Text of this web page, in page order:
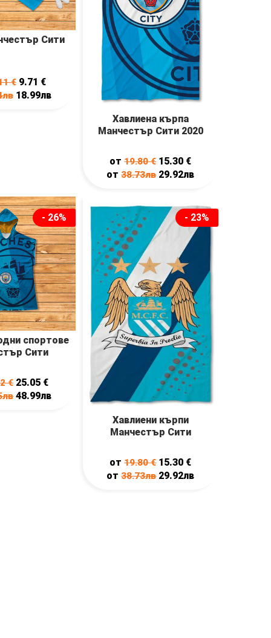
Сити
€ 9.71 €
18.99лв
Хавлиена кърпа
Манчестър Сити 2020
от19.80€ 15.30 €
от38.73лв 29.92лв
- 26%
спортове
Сити
€ 25.05 €
48.99лв
- 23%
Хавлиени кърпи
Манчестър Сити
от19.80€ 15.30 €
от38.73лв 29.92лв